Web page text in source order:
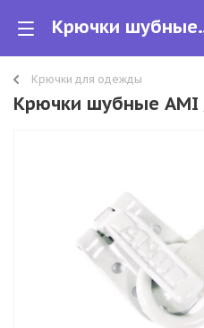
Крючки
Крючки для одежды
Крючки шубные